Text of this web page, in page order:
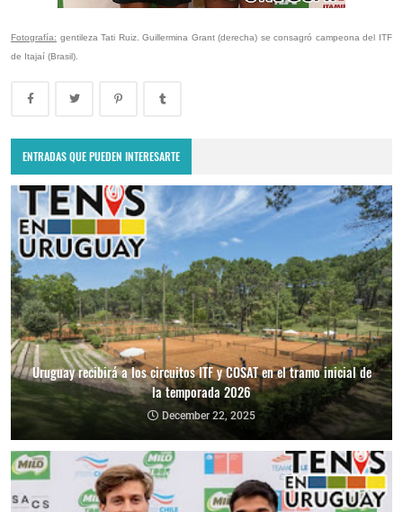
Fotografía: gentileza Tati Ruiz. Guillermina Grant (derecha) se consagró campeona del ITF
de Itajaí (Brasil).
ENTRADAS QUE PUEDEN INTERESARTE
Uruguay recibirá a los circuitos ITF y COSAT en el tramo inicial de
la temporada 2026
December 22, 2025